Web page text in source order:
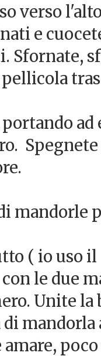
verso
e
Sfornate,
portando
mandorle
( io uso il
le due
Unite
mandorla
amare,